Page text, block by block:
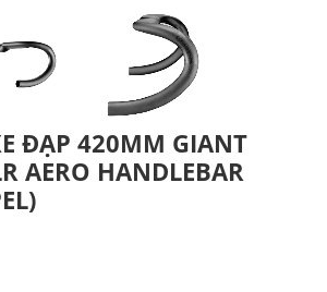
ĐẠP 420MM GIANT
AERO HANDLEBAR